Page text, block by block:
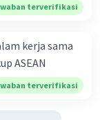
terverifikasi
kerja sama
ASEAN
terverifikasi